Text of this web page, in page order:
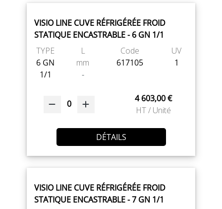
VISIO LINE CUVE RÉFRIGÉRÉE FROID
STATIQUE ENCASTRABLE - 6 GN 1/1
TYPE
6 GN
1/1
L
mm
-
Code
617105
UV
1
0
4 603,00 €
HT / Unité
DÉTAILS
VISIO LINE CUVE RÉFRIGÉRÉE FROID
STATIQUE ENCASTRABLE - 7 GN 1/1